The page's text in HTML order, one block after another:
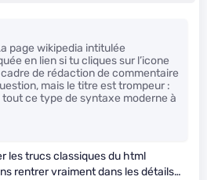
page wikipedia intitulée
en lien si tu cliques sur l’icone
de rédaction de commentaire
mais le titre est trompeur :
tout ce type de syntaxe moderne à
les trucs classiques du html
rentrer vraiment dans les détails…